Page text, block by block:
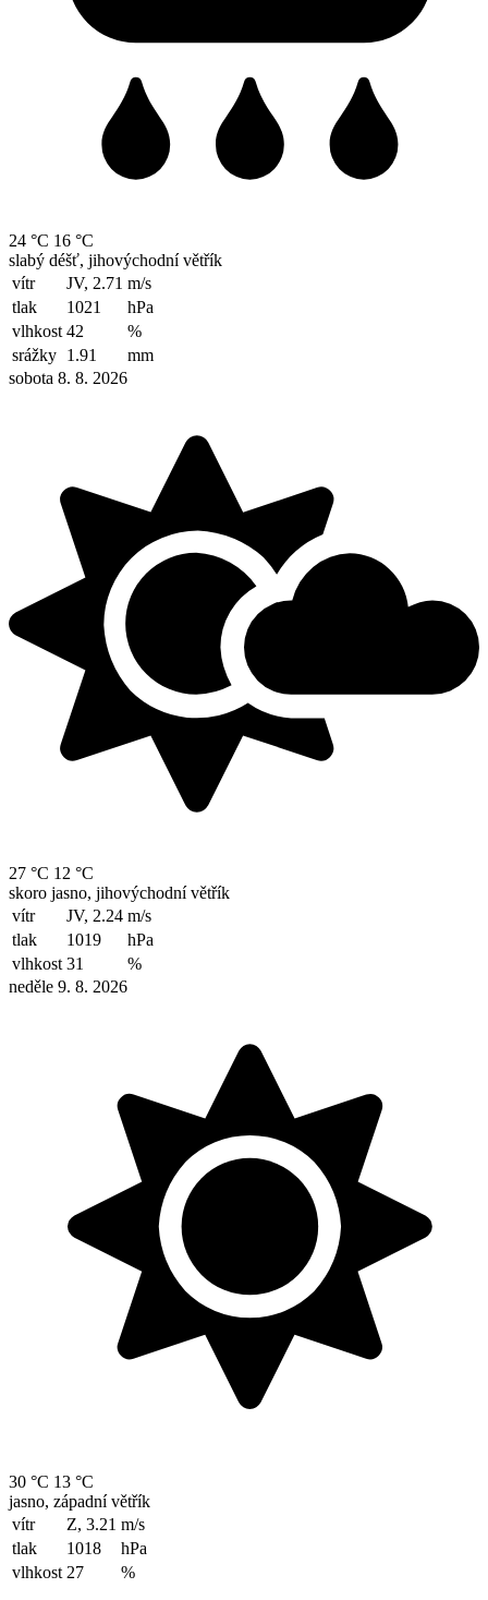
24 °C 16 °C
slabý déšť, jihovýchodní větřík
vítr
JV, 2.71 m/s
tlak
1021
hPa
vlhkost 42
%
srážky 1.91
mm
sobota 8. 8. 2026
27 °C 12 °C
skoro jasno, jihovýchodní větřík
vítr
JV, 2.24 m/s
tlak
1019
hPa
vlhkost 31
%
neděle 9. 8. 2026
30 °C 13 °C
jasno, západní větřík
vítr
Z, 3.21 m/s
tlak
1018
hPa
vlhkost 27 %